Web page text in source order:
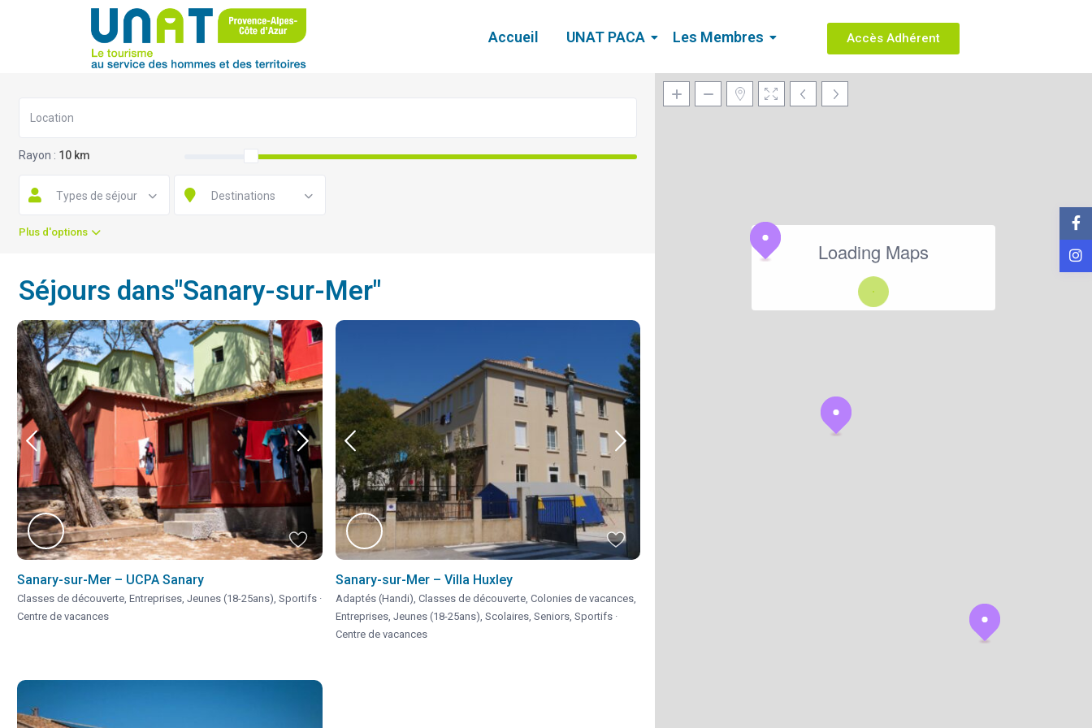
Accueil UNAT PACA Les Membres Accès Adhérent
Loading Maps
Rayon : 10 km
Types de séjour Destinations
Plus d'options
Séjours dans"Sanary-sur-Mer"
Sanary-sur-Mer – UCPA Sanary
Classes de découverte Entreprises Jeunes (18-25ans) Sportifs ·
Centre de vacances
Sanary-sur-Mer – Villa Huxley
Adaptés (Handi) Classes de découverte, Colonies de vacances,
Entreprises, Jeunes (18-25ans) Scolaires, Seniors, Sportifs ·
Centre de vacances